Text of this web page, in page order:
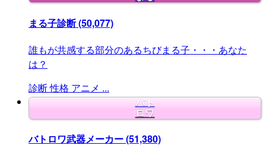
まる子診断(50,077)
誰もが共感する部分のあるちびまる子・・・あなた
は？
診断性格 アニメ ...
バト
ロワ
バトロワ武器メーカー(51,380)